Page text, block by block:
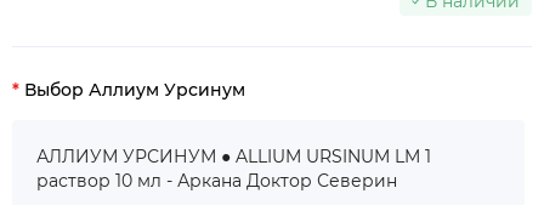
Выбор Аллиум Урсинум
АЛЛИУМ УРСИНУМ ● ALLIUM URSINUM LM 1
раствор 10 мл - Аркана Доктор Северин